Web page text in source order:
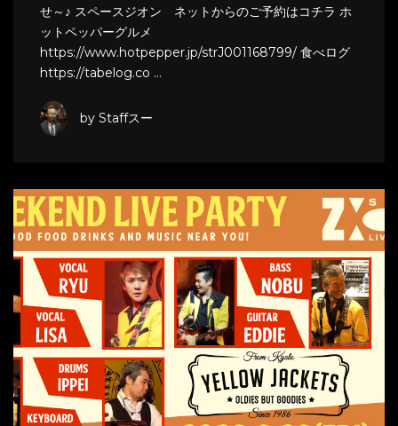
せ～♪ スペースジオン ネットからのご予約はコチラ ホ
ットペッパーグルメ
https://www.hotpepper.jp/strJ001168799/ 食べログ
https://tabelog.co …
by Staffスー